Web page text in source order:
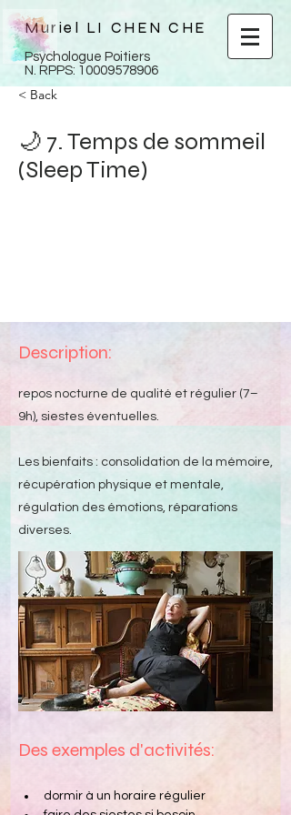
Muriel LI CHEN CHE
Psychologue Poitiers
N. RPPS: 10009578906
< Back
🌙 7. Temps de sommeil
(Sleep Time)
Description:
repos nocturne de qualité et régulier (7–
9h), siestes éventuelles.
Les bienfaits : consolidation de la mémoire,
récupération physique et mentale,
régulation des émotions, réparations
diverses.
Des exemples d'activités:
dormir à un horaire régulier